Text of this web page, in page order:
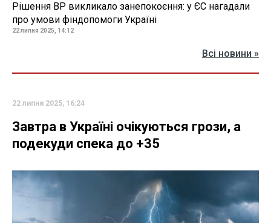
Рішення ВР викликало занепокоєння: у ЄС нагадали
про умови фіндопомоги Україні
22 липня 2025, 14:12
Всі новини »
22 липня 2025, 16:24
Завтра в Україні очікуються грози, а
подекуди спека до +35